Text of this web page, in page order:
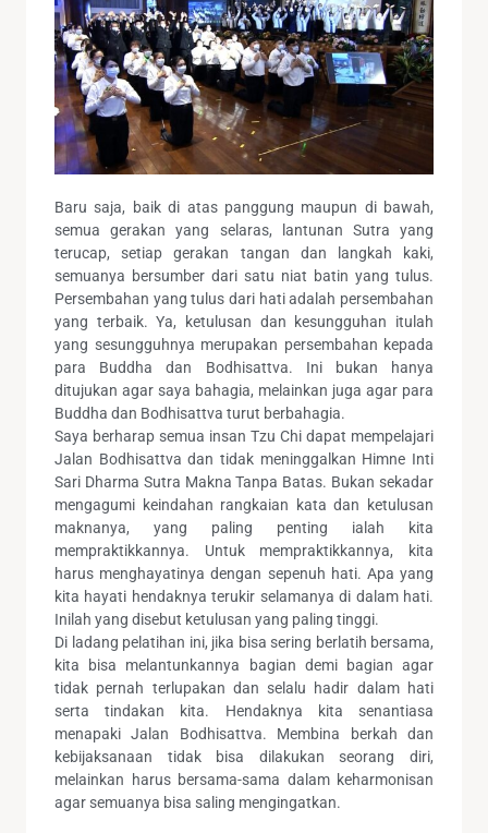
Baru saja, baik di atas panggung maupun di bawah,
semua gerakan yang selaras, lantunan Sutra yang
terucap, setiap gerakan tangan dan langkah kaki,
semuanya bersumber dari satu niat batin yang tulus.
Persembahan yang tulus dari hati adalah persembahan
yang terbaik. Ya, ketulusan dan kesungguhan itulah
yang sesungguhnya merupakan persembahan kepada
para Buddha dan Bodhisattva. Ini bukan hanya
ditujukan agar saya bahagia, melainkan juga agar para
Buddha dan Bodhisattva turut berbahagia.
Saya berharap semua insan Tzu Chi dapat mempelajari
Jalan Bodhisattva dan tidak meninggalkan Himne Inti
Sari Dharma Sutra Makna Tanpa Batas. Bukan sekadar
mengagumi keindahan rangkaian kata dan ketulusan
maknanya, yang paling penting ialah kita
mempraktikkannya. Untuk mempraktikkannya, kita
harus menghayatinya dengan sepenuh hati. Apa yang
kita hayati hendaknya terukir selamanya di dalam hati.
Inilah yang disebut ketulusan yang paling tinggi.
Di ladang pelatihan ini, jika bisa sering berlatih bersama,
kita bisa melantunkannya bagian demi bagian agar
tidak pernah terlupakan dan selalu hadir dalam hati
serta tindakan kita. Hendaknya kita senantiasa
menapaki Jalan Bodhisattva. Membina berkah dan
kebijaksanaan tidak bisa dilakukan seorang diri,
melainkan harus bersama-sama dalam keharmonisan
agar semuanya bisa saling mengingatkan.